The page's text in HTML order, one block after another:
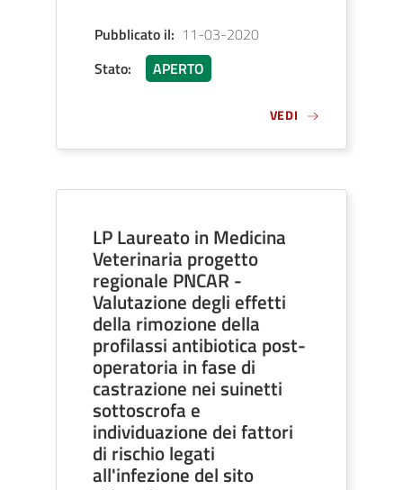
Pubblicato il: 11-03-2020
Stato: APERTO
VEDI
LP Laureato in Medicina
Veterinaria progetto
regionale PNCAR -
Valutazione degli effetti
della rimozione della
profilassi antibiotica post-
operatoria in fase di
castrazione nei suinetti
sottoscrofa e
individuazione dei fattori
di rischio legati
all'infezione del sito